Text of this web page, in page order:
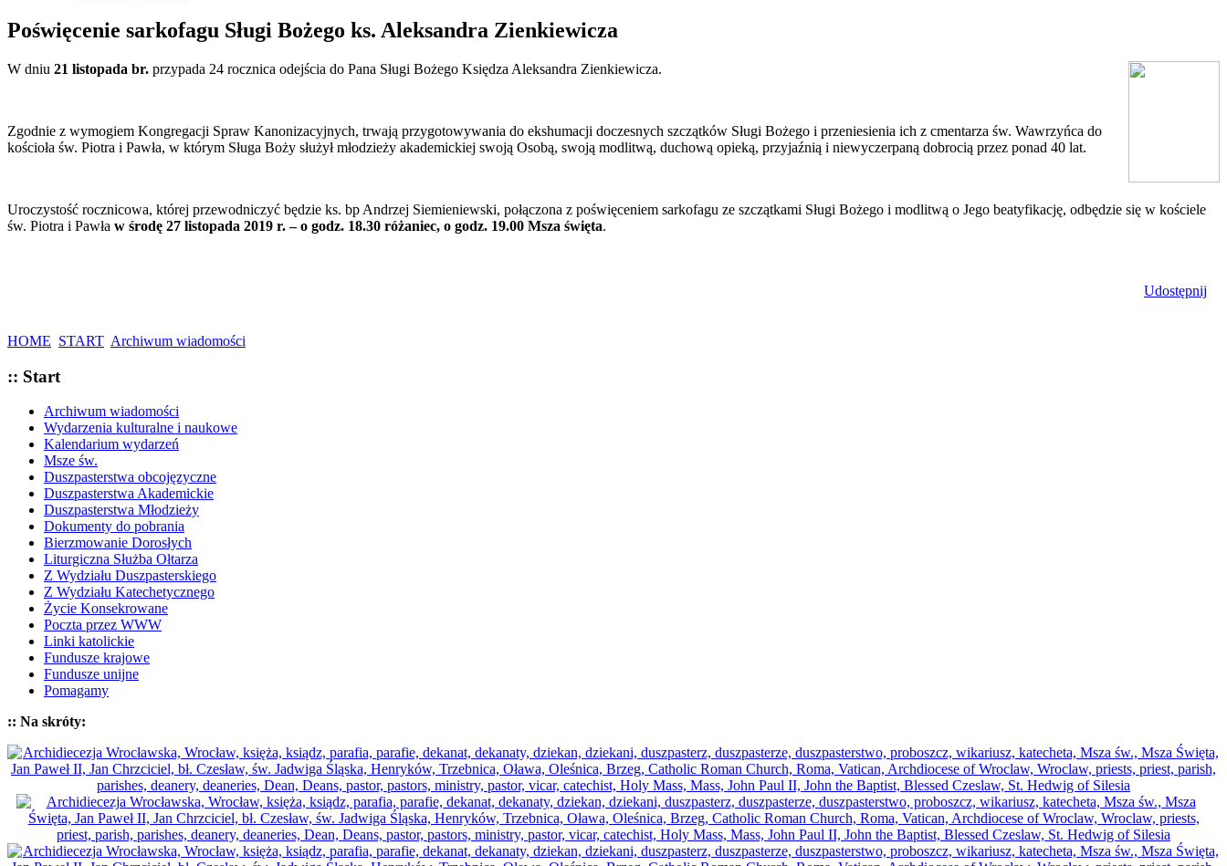
Poświęcenie sarkofagu Sługi Bożego ks. Aleksandra Zienkiewicza
W dniu 21 listopada br. przypada 24 rocznica odejścia do Pana Sługi Bożego Księdza Aleksandra Zienkiewicza.
Zgodnie z wymogiem Kongregacji Spraw Kanonizacyjnych, trwają przygotowywania do ekshumacji doczesnych szczątków Sługi Bożego i przeniesienia ich z cmentarza św. Wawrzyńca do
kościoła św. Piotra i Pawła, w którym Sługa Boży służył młodzieży akademickiej swoją Osobą, swoją modlitwą, duchową opieką, przyjaźnią i niewyczerpaną dobrocią przez ponad 40 lat.
Uroczystość rocznicowa, której przewodniczyć będzie ks. bp Andrzej Siemieniewski, połączona z poświęceniem sarkofagu ze szczątkami Sługi Bożego i modlitwą o Jego beatyfikację, odbędzie się w kościele
św. Piotra i Pawła w środę 27 listopada 2019 r. – o godz. 18.30 różaniec, o godz. 19.00 Msza święta.
Udostępnij
HOME START Archiwum wiadomości
:: Start
Archiwum wiadomości
Wydarzenia kulturalne i naukowe
Kalendarium wydarzeń
Msze św.
Duszpasterstwa obcojęzyczne
Duszpasterstwa Akademickie
Duszpasterstwa Młodzieży
Dokumenty do pobrania
Bierzmowanie Dorosłych
Liturgiczna Służba Ołtarza
Z Wydziału Duszpasterskiego
Z Wydziału Katechetycznego
Życie Konsekrowane
Poczta przez WWW
Linki katolickie
Fundusze krajowe
Fundusze unijne
Pomagamy
:: Na skróty: